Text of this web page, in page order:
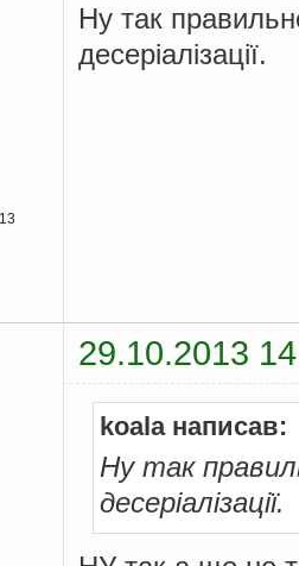
{
this
pass
public
{
this
this .
}
{
Console.
}
Ну так
десеріалізації.
29.10.2013
koala написав:
Ну так
десеріалізації.